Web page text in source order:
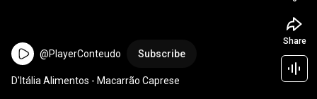
@PlayerConteudo Subscribe
D'Itália Alimentos - Macarrão Caprese
Share